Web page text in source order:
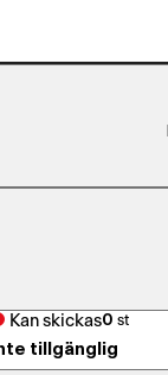
Kan skickas0 st
tillgänglig